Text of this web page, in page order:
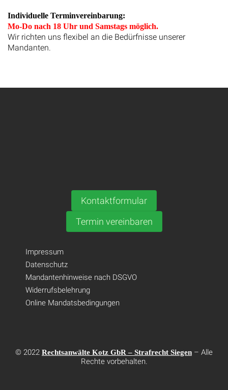
Individuelle Terminvereinbarung:
Mo-Do nach 18 Uhr und Samstags möglich.
Wir richten uns flexibel an die Bedürfnisse unserer
Mandanten.
Kontaktformular
Termin vereinbaren
Impressum
Datenschutz
Mandantenhinweise nach DSGVO
Widerrufsbelehrung
Online Mandatsbedingungen
© 2022 Rechtsanwälte Kotz GbR – Strafrecht Siegen – Alle
Rechte vorbehalten.